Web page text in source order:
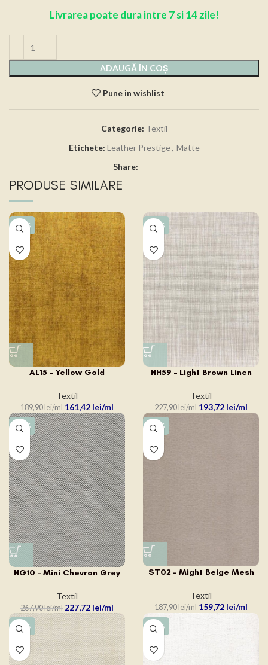
Livrarea poate dura intre 7 si 14 zile!
ADAUGĂ ÎN COȘ
Pune in wishlist
Categorie: Textil
Etichete: Leather Prestige, Matte
Share:
PRODUSE SIMILARE
-15%
AL15 – Yellow Gold
Textil
189,90lei 161,42 lei
-15%
NH59 – Light Brown Linen
Textil
227,90lei 193,72 lei
-15%
NG10 – Mini Chevron Grey
Textil
267,90lei 227,72 lei
-15%
ST02 – Might Beige Mesh
Textil
187,90lei 159,72 lei
-15% -15%